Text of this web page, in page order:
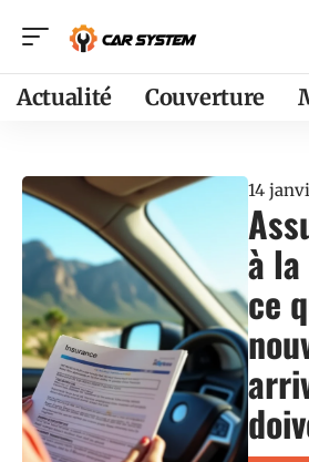
Actualité Couverture
14
à la
ce